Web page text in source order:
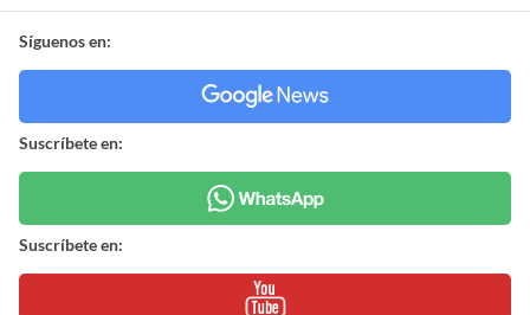
Síguenos en:
Suscríbete en:
Suscríbete en: